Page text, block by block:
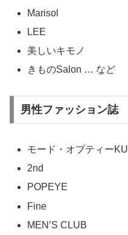
Marisol
LEE
美しいキモノ
きものSalon … など
男性ファッション誌
モード・オプティーKU
2nd
POPEYE
Fine
MEN’S CLUB